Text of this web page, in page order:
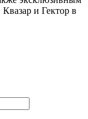
и Гектор в